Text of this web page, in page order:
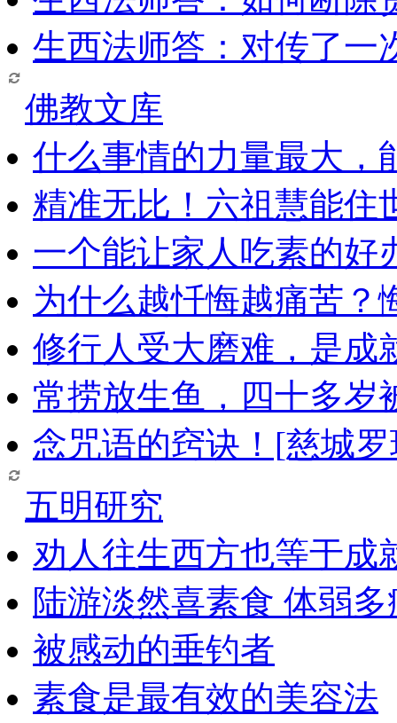
生西法师答：对传了一
佛教文库
什么事情的力量最大，
精准无比！六祖慧能住
一个能让家人吃素的好
为什么越忏悔越痛苦？
修行人受大磨难，是成
常捞放生鱼，四十多岁
念咒语的窍诀！[慈城
五明研究
劝人往生西方也等于成
陆游淡然喜素食 体弱
被感动的垂钓者
素食是最有效的美容法